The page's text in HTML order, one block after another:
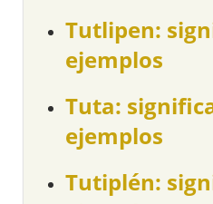
Tutlipen:
ejemplos
Tuta:
ejemplos
Tutiplén: